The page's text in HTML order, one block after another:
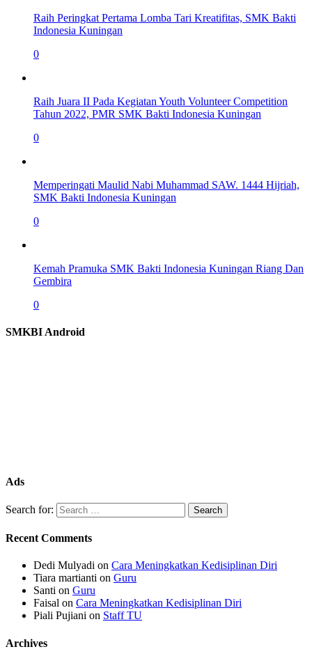
Raih Peringkat Pertama Lomba Tari Kreatifitas, SMK Bakti
Indonesia Kuningan
0
Raih Juara II Pada Kegiatan Youth Volunteer Competition
Tahun 2022, PMR SMK Bakti Indonesia Kuningan
0
Memperingati Maulid Nabi Muhammad SAW. 1444 Hijriah,
SMK Bakti Indonesia Kuningan
0
Kemah Pramuka SMK Bakti Indonesia Kuningan Riang Dan
Gembira
0
SMKBI Android
Ads
Search for:
Recent Comments
Dedi Mulyadi on Cara Meningkatkan Kedisiplinan Diri
Tiara martianti on Guru
Santi on Guru
Faisal on Cara Meningkatkan Kedisiplinan Diri
Piali Pujiani on Staff TU
Archives